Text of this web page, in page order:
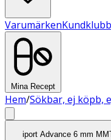
VarumärkenKundklubb
Mina Recept
Hem/Sökbar, ej köpb,
iport Advance 6 mm